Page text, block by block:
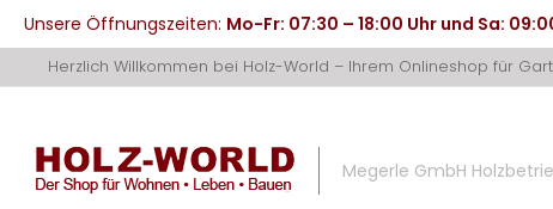
Unsere Öffnungszeiten: Mo-Fr: 07:30 – 18:00 Uhr und Sa:
zum
Herzlich Willkommen bei Holz-World – Ihrem Onlineshop für
Megerle GmbH